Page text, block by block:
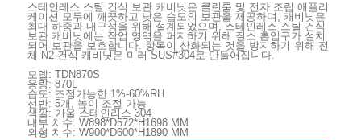
스테인레스 스틸 건식 보관 캐비닛은 클린룸 및 전자 조립 애플리
케이션 모두에 깨끗하고 낮은 습도의 보관을 제공하며, 캐비닛은
최대 하중과 내구성을 위해 설계되었으며, 스테인레스 스틸 건식
보관 캐비닛에는 작업 영역을 퍼지하기 위해 질소 흡입구가 설치
되어 보관을 보호합니다. 항목이 산화되는 것을 방지하기 위해 전
체 N2 건식 캐비닛은 미러 SUS#304로 만들어집니다.
모델: TDN870S
용량: 870L
습도: 조정가능한 1%-60%RH
선반: 5개, 높이 조절 가능
색깔: 거울 스테인리스 304
내부 치수: W898*D572*H1698 MM
외형 치수: W900*D600*H1890 MM